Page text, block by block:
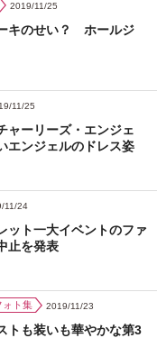
2019/11/25
キのせい？ ホールジ
11/25
ャーリーズ・エンジェ
ンジェルのドレス姿
11/24
ット一大イベントのファ
止を発表
ォト集 2019/11/23
も装いも華やかな第3